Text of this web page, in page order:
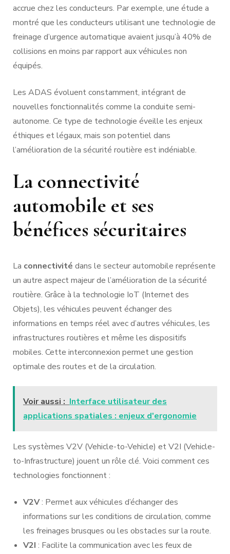
accrue chez les conducteurs. Par exemple, une étude a
montré que les conducteurs utilisant une technologie de
freinage d’urgence automatique avaient jusqu’à 40% de
collisions en moins par rapport aux véhicules non
équipés.
Les ADAS évoluent constamment, intégrant de
nouvelles fonctionnalités comme la conduite semi-
autonome. Ce type de technologie éveille les enjeux
éthiques et légaux, mais son potentiel dans
l’amélioration de la sécurité routière est indéniable.
La connectivité
automobile et ses
bénéfices sécuritaires
La connectivité dans le secteur automobile représente
un autre aspect majeur de l’amélioration de la sécurité
routière. Grâce à la technologie IoT (Internet des
Objets), les véhicules peuvent échanger des
informations en temps réel avec d’autres véhicules, les
infrastructures routières et même les dispositifs
mobiles. Cette interconnexion permet une gestion
optimale des routes et de la circulation.
Voir aussi : Interface utilisateur des
applications spatiales : enjeux d'ergonomie
Les systèmes V2V (Vehicle-to-Vehicle) et V2I (Vehicle-
to-Infrastructure) jouent un rôle clé. Voici comment ces
technologies fonctionnent :
V2V: Permet aux véhicules d’échanger des
informations sur les conditions de circulation, comme
les freinages brusques ou les obstacles sur la route.
V2I : Facilite la communication avec les feux de